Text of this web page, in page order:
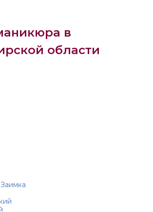
в
области